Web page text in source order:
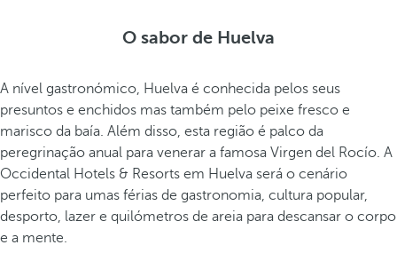
O sabor de Huelva
A nível gastronómico, Huelva é conhecida pelos seus
presuntos e enchidos mas também pelo peixe fresco e
marisco da baía. Além disso, esta região é palco da
peregrinação anual para venerar a famosa Virgen del Rocío. A
Occidental Hotels & Resorts em Huelva será o cenário
perfeito para umas férias de gastronomia, cultura popular,
desporto, lazer e quilómetros de areia para descansar o corpo
e a mente.